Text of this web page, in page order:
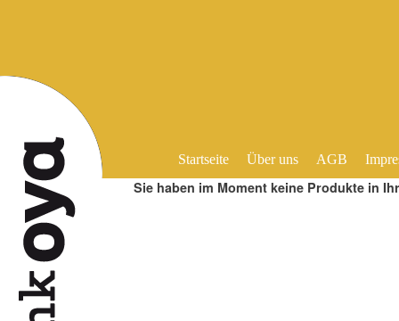
Startseite Über uns AGB
Sie haben im Moment keine Produkte in